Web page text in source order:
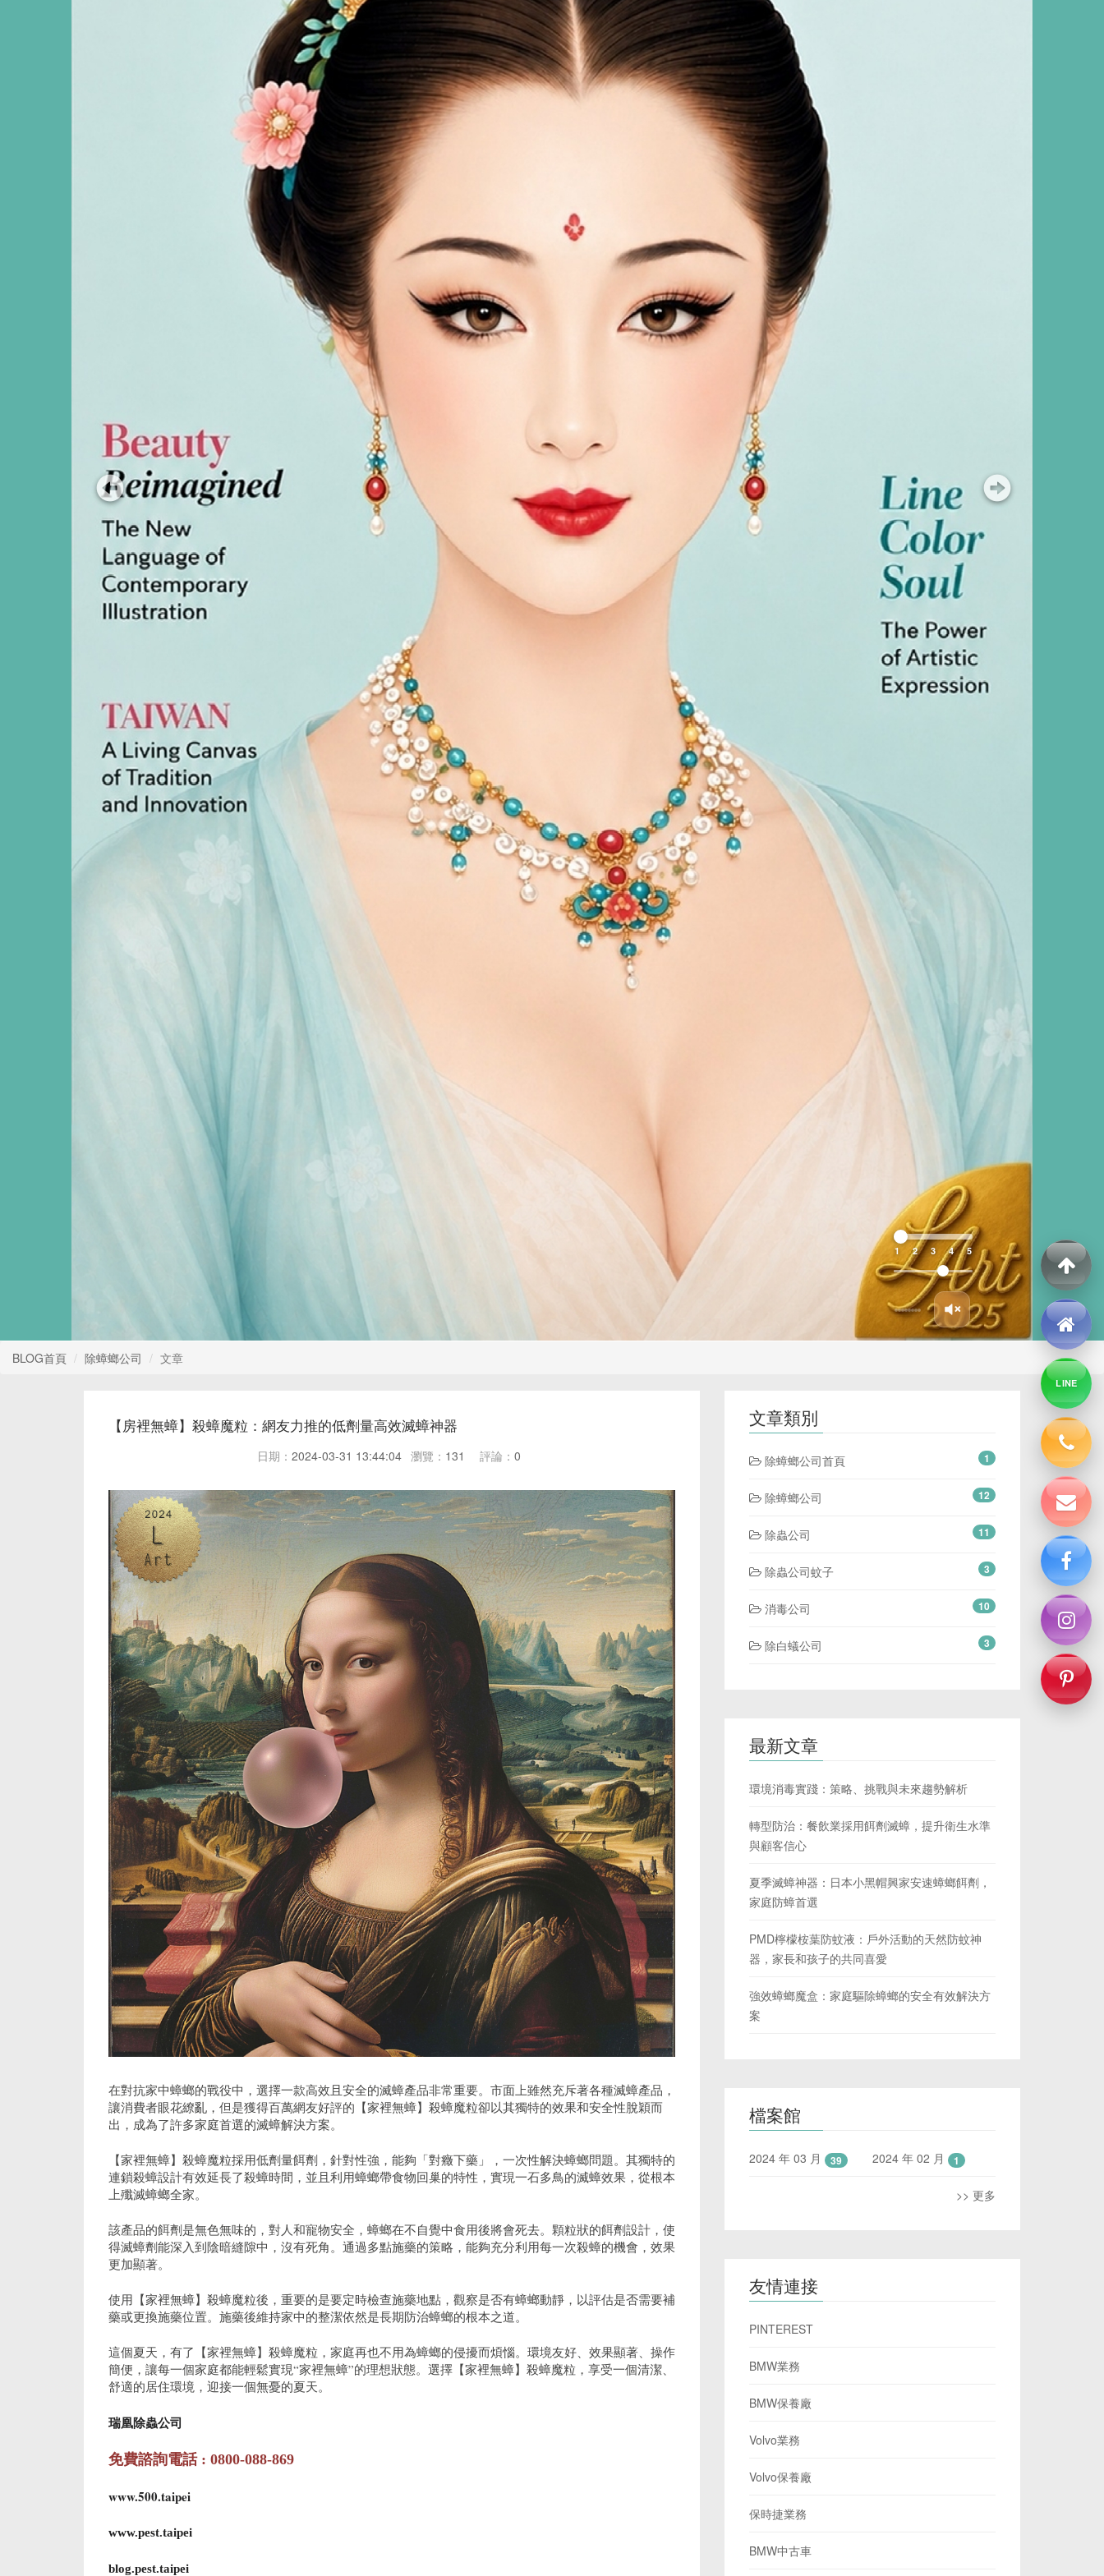
1 2 3 4 5
BLOG首頁 除蟑螂公司 文章
【房裡無蟑】殺蟑魔粒：網友力推的低劑量高效滅蟑神器
日期： 2024-03-31 13:44:04 瀏覽： 131 評論： 0
在對抗家中蟑螂的戰役中，選擇一款高效且安全的滅蟑產品非常重要。市面上雖然充斥著各種滅蟑產品，
讓消費者眼花繚亂，但是獲得百萬網友好評的【家裡無蟑】殺蟑魔粒卻以其獨特的效果和安全性脫穎而
出，成為了許多家庭首選的滅蟑解決方案。
【家裡無蟑】殺蟑魔粒採用低劑量餌劑，針對性強，能夠「對癥下藥」，一次性解決蟑螂問題。其獨特的
連鎖殺蟑設計有效延長了殺蟑時間，並且利用蟑螂帶食物回巢的特性，實現一石多鳥的滅蟑效果，從根本
上殲滅蟑螂全家。
該產品的餌劑是無色無味的，對人和寵物安全，蟑螂在不自覺中食用後將會死去。顆粒狀的餌劑設計，使
得滅蟑劑能深入到陰暗縫隙中，沒有死角。通過多點施藥的策略，能夠充分利用每一次殺蟑的機會，效果
更加顯著。
使用【家裡無蟑】殺蟑魔粒後，重要的是要定時檢查施藥地點，觀察是否有蟑螂動靜，以評估是否需要補
藥或更換施藥位置。施藥後維持家中的整潔依然是長期防治蟑螂的根本之道。
這個夏天，有了【家裡無蟑】殺蟑魔粒，家庭再也不用為蟑螂的侵擾而煩惱。環境友好、效果顯著、操作
簡便，讓每一個家庭都能輕鬆實現“家裡無蟑”的理想狀態。選擇【家裡無蟑】殺蟑魔粒，享受一個清潔、
舒適的居住環境，迎接一個無憂的夏天。
瑞凰除蟲公司
免費諮詢電話 : 0800-088-869
www.500.taipei
www.pest.taipei
blog.pest.taipei
文章類別
除蟑螂公司首頁 1
除蟑螂公司 12
除蟲公司 11
除蟲公司蚊子 3
消毒公司 10
除白蟻公司 3
最新文章
環境消毒實踐：策略、挑戰與未來趨勢解析
轉型防治：餐飲業採用餌劑滅蟑，提升衛生水準
與顧客信心
夏季滅蟑神器：日本小黑帽興家安速蟑螂餌劑，
家庭防蟑首選
PMD檸檬桉葉防蚊液：戶外活動的天然防蚊神
器，家長和孩子的共同喜愛
強效蟑螂魔盒：家庭驅除蟑螂的安全有效解決方
案
檔案館
2024 年 03 月 39 2024 年 02 月 1
>> 更多
友情連接
PINTEREST
BMW業務
BMW保養廠
Volvo業務
Volvo保養廠
保時捷業務
BMW中古車
LINE